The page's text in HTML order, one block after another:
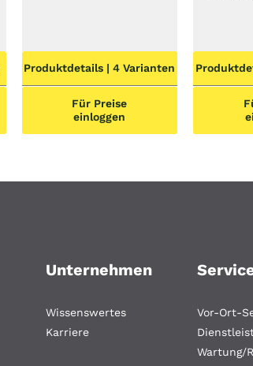
Produktdetails | 4 Varianten
Für Preise
einloggen
Unternehmen
Wissenswertes
Karriere
Vor-Ort-
Wartung/